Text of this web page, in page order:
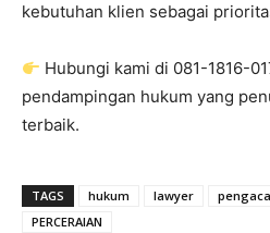
kebutuhan klien sebagai
Hubungi kami di 081-1816-
pendampingan hukum yang
terbaik.
TAGS hukum lawyer
PERCERAIAN